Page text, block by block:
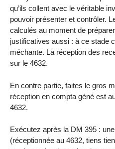
qu’ils collent avec le véritable
pouvoir présenter et contrôler.
calculés au moment de
justificatives aussi : à ce stade
méchante. La réception des
sur le 4632.
En contre partie, faites le gros
réception en compta géné est
4632.
Exécutez après la DM 395 :
(réceptionnée au 4632, tiens